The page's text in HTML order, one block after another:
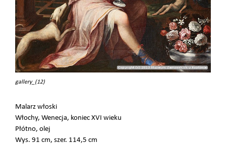
gallery_(12)
Malarz włoski
Włochy, Wenecja, koniec XVI wieku
Płótno, olej
Wys. 91 cm, szer. 114,5 cm